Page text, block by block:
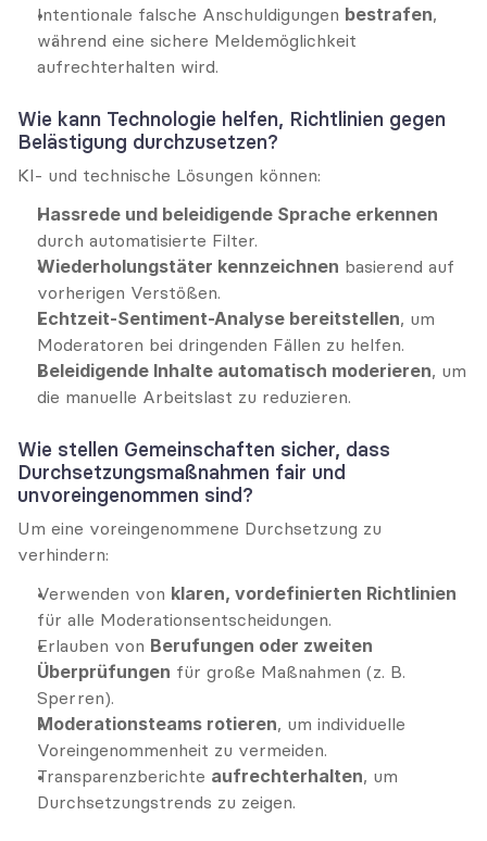
Intentionale falsche Anschuldigungen bestrafen,
während eine sichere Meldemöglichkeit
aufrechterhalten wird.
Wie kann Technologie helfen, Richtlinien gegen
Belästigung durchzusetzen?
KI- und technische Lösungen können:
Hassrede und beleidigende Sprache erkennen
durch automatisierte Filter.
Wiederholungstäter kennzeichnen basierend auf
vorherigen Verstößen.
Echtzeit-Sentiment-Analyse bereitstellen, um
Moderatoren bei dringenden Fällen zu helfen.
Beleidigende Inhalte automatisch moderieren, um
die manuelle Arbeitslast zu reduzieren.
Wie stellen Gemeinschaften sicher, dass
Durchsetzungsmaßnahmen fair und
unvoreingenommen sind?
Um eine voreingenommene Durchsetzung zu
verhindern:
Verwenden von klaren, vordefinierten Richtlinien
für alle Moderationsentscheidungen.
Erlauben von Berufungen oder zweiten
Überprüfungen für große Maßnahmen (z. B.
Sperren).
Moderationsteams rotieren, um individuelle
Voreingenommenheit zu vermeiden.
Transparenzberichte aufrechterhalten, um
Durchsetzungstrends zu zeigen.